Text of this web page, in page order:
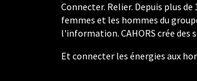
Connecter. Relier. Depuis plus
femmes et les hommes du
l'information. CAHORS crée
Et connecter les énergies aux